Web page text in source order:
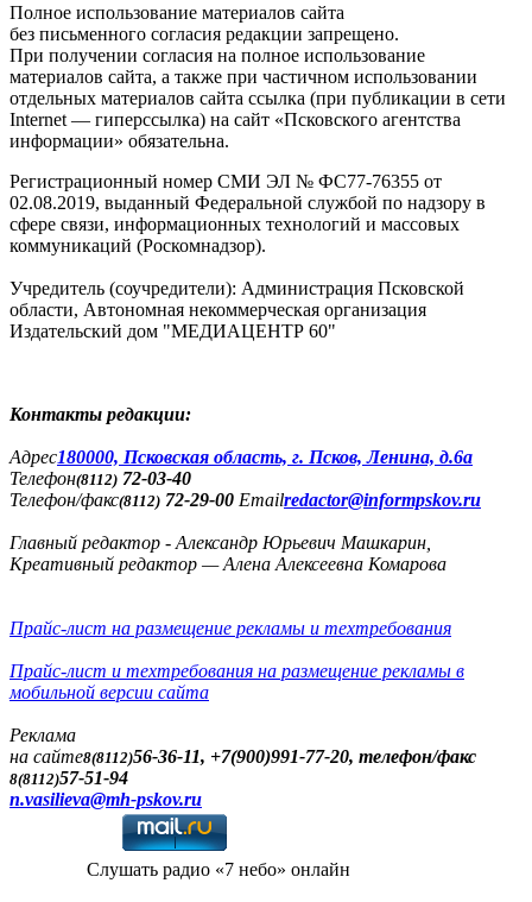
Полное использование материалов сайта
без письменного согласия редакции запрещено.
При получении согласия на полное использование
материалов сайта, а также при частичном использовании
отдельных материалов сайта ссылка (при публикации в сети
Internet — гиперссылка) на сайт «Псковского агентства
информации» обязательна.
Регистрационный номер СМИ ЭЛ № ФС77-76355 от
02.08.2019, выданный Федеральной службой по надзору в
сфере связи, информационных технологий и массовых
коммуникаций (Роскомнадзор).
Учредитель (соучредители): Администрация Псковской
области, Автономная некоммерческая организация
Издательский дом "МЕДИАЦЕНТР 60"
Контакты редакции:
Адреc180000, Псковская область, г. Псков, Ленина, д.6а
Телефон(8112) 72-03-40
Телефон/факс(8112) 72-29-00 Emailredactor@informpskov.ru
Главный редактор - Александр Юрьевич Машкарин,
Креативный редактор — Алена Алексеевна Комарова
Прайс-лист на размещение рекламы и техтребования
Прайс-лист и техтребования на размещение рекламы в
мобильной версии сайта
Реклама
на сайте8(8112)56-36-11, +7(900)991-77-20, телефон/факс
8(8112)57-51-94
n.vasilieva@mh-pskov.ru
Слушать радио «7 небо» онлайн